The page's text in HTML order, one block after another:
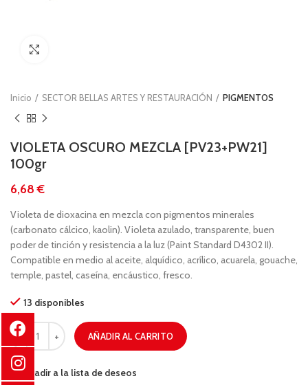
Inicio SECTOR BELLAS ARTES Y RESTAURACIÓN PIGMENTOS
VIOLETA OSCURO MEZCLA [PV23+PW21]
100gr
€
Violeta de dioxacina en mezcla con pigmentos minerales
(carbonato cálcico, kaolin). Violeta azulado, transparente, buen
poder de tinción y resistencia a la luz (Paint Standard D4302 II).
Compatible en medio al aceite, alquídico, acrílico, acuarela, gouache,
temple, pastel, caseína, encáustico, fresco.
13 disponibles
AÑADIR AL CARRITO
Añadir a la lista de deseos